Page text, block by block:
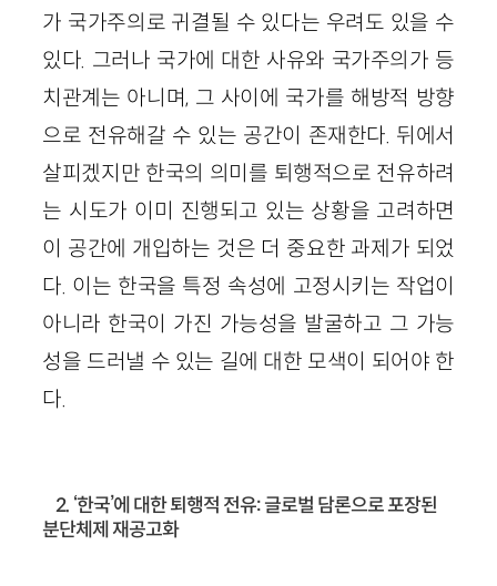
가 국가주의로 귀결될 수 있다는 우려도 있을 수
있다. 그러나 국가에 대한 사유와 국가주의가 등
치관계는 아니며, 그 사이에 국가를 해방적 방향
으로 전유해갈 수 있는 공간이 존재한다. 뒤에서
살피겠지만 한국의 의미를 퇴행적으로 전유하려
는 시도가 이미 진행되고 있는 상황을 고려하면
이 공간에 개입하는 것은 더 중요한 과제가 되었
다. 이는 한국을 특정 속성에 고정시키는 작업이
아니라 한국이 가진 가능성을 발굴하고 그 가능
성을 드러낼 수 있는 길에 대한 모색이 되어야 한
다.
2. ‘한국’에 대한 퇴행적 전유: 글로벌 담론으로 포장된
분단체제 재공고화